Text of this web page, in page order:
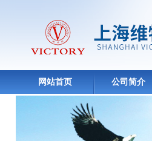
网站首页 公司简介